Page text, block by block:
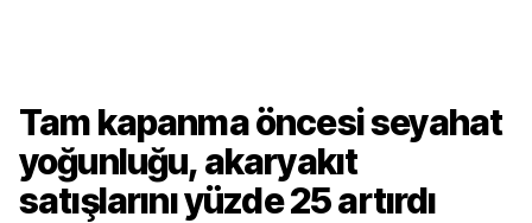
Tam kapanma öncesi seyahat
yoğunluğu, akaryakıt
satışlarını yüzde 25 artırdı